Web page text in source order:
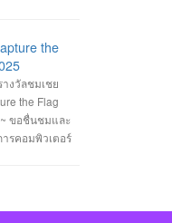
น์ ) #รางวัล
นายอาทิตย์
ทีมมาเข้าร่วม
าวิศวกรรม
ทรวิโรฒ ร่วม
Playground
the
งวัลชมเชย
the Flag
ขอชื่นชมและ
รคอมพิวเตอร์
ายสุริยา ขันทา